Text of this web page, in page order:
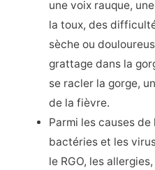
une voix rauque,
la toux, des
sèche ou
grattage dans la
se racler la gorge,
de la fièvre.
Parmi les causes
bactéries et les
le RGO, les